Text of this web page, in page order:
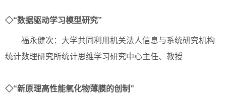
◇“数据驱动学习模型研究”
福永健次：大学共同利用机关法人信息与系统研究机构
统计数理研究所统计思维学习研究中心主任、教授
◇“新原理高性能氧化物薄膜的创制”